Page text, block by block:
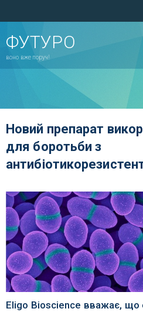
ФУТУРО
воно вже поруч!
Новий препарат
для боротьби з
Eligo Bioscience вважає, що